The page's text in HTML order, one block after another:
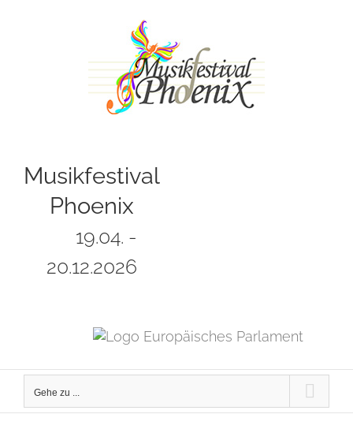
Musikfestival
Phoenix
19.04. -
20.12.2026
Gehe zu ...